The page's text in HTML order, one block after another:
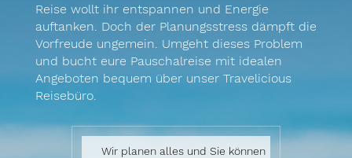
Reise wollt ihr entspannen und Energie
auftanken. Doch der Planungsstress dämpft die
Vorfreude ungemein. Umgeht dieses Problem
und bucht eure Pauschalreise mit idealen
Angeboten bequem über unser Travelicious
Reisebüro.
Wir planen alles und Sie können